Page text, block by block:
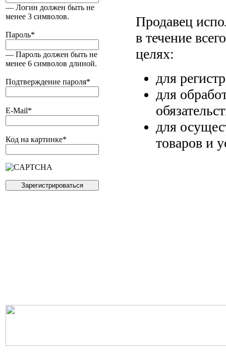
— Логин должен быть не
менее 3 символов.
Пароль*
— Пароль должен быть не
менее 6 символов длиной.
Подтверждение пароля*
E-Mail*
Код на картинке*
Продавец
в течение
целях:
для
для
для
товаров и